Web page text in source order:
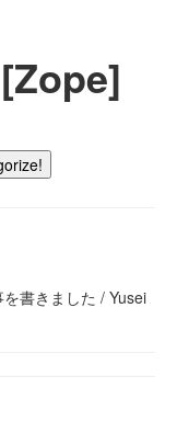
書きました / Yusei